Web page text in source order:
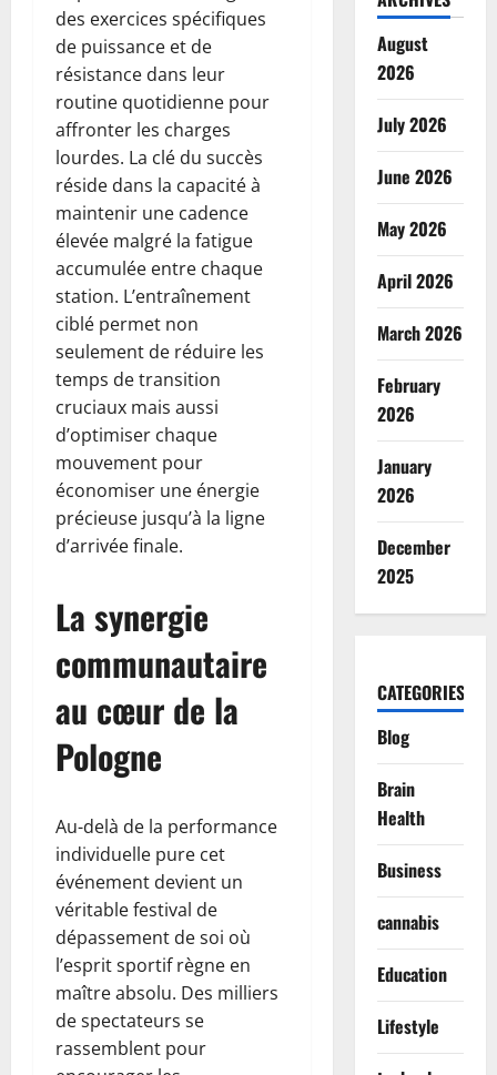
des exercices spécifiques
de puissance et de
résistance dans leur
routine quotidienne pour
affronter les charges
lourdes. La clé du succès
réside dans la capacité à
maintenir une cadence
élevée malgré la fatigue
accumulée entre chaque
station. L’entraînement
ciblé permet non
seulement de réduire les
temps de transition
cruciaux mais aussi
d’optimiser chaque
mouvement pour
économiser une énergie
précieuse jusqu’à la ligne
d’arrivée finale.
La synergie
communautaire
au cœur de la
Pologne
Au-delà de la performance
individuelle pure cet
événement devient un
véritable festival de
dépassement de soi où
l’esprit sportif règne en
maître absolu. Des milliers
de spectateurs se
rassemblent pour
August
2026
July 2026
June 2026
May 2026
April 2026
March 2026
February
2026
January
2026
December
2025
CATEGORIES
Blog
Brain
Health
Business
cannabis
Education
Lifestyle